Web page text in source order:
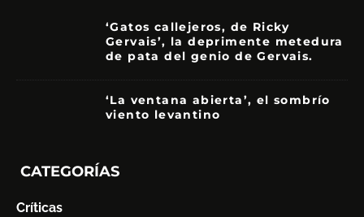
‘Gatos callejeros, de Ricky
Gervais’, la deprimente metedura
de pata del genio de Gervais.
‘La ventana abierta’, el sombrío
viento levantino
CATEGORÍAS
Críticas